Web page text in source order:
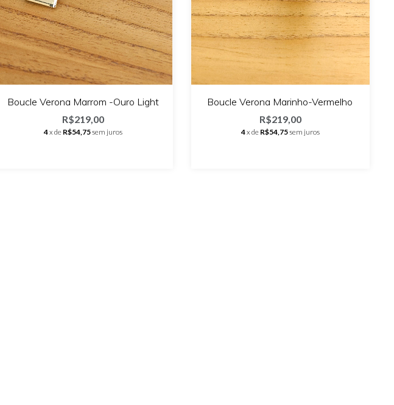
Boucle Verona Marrom -Ouro Light
R$219,00
4x de R$54,75sem juros
Boucle Verona Marinho-Vermelho
R$219,00
4x de R$54,75sem juros